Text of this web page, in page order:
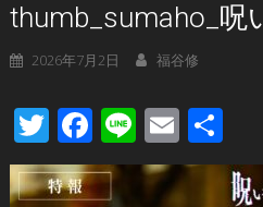
thumb_sumaho_呪
2026年7月2日 福谷修
Twitter
Facebook
LineEmail
有